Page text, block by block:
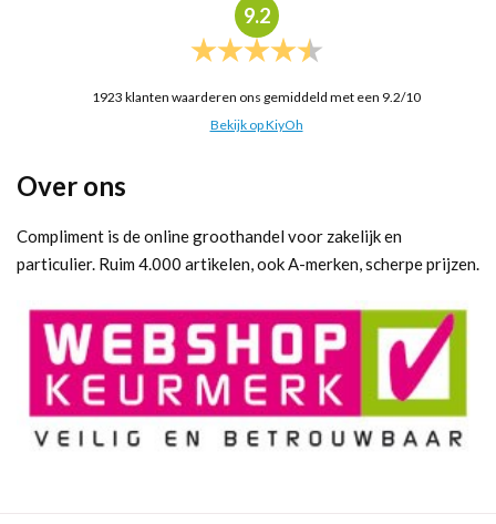
9.2
1923 klanten waarderen ons gemiddeld met een 9.2/10
Bekijk op KiyOh
Over ons
Compliment is de online groothandel voor zakelijk en
particulier. Ruim 4.000 artikelen, ook A-merken, scherpe prijzen.